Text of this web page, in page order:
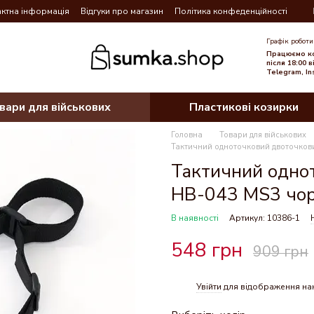
інформація Відгуки про магазин Політика конфеденційності
Графік
Працюємо
після 18:00
Telegram,
для військових Пластикові козирки
Головна
Товари для військових
Тактичний одноточковий
Тактичний
HB-043 MS3
В наявності Артикул: 10386-1
548 грн 909 грн
Увійти для відображення